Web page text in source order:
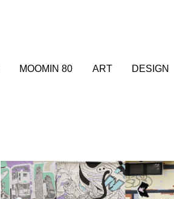
MOOMIN 80 ART DESIGN